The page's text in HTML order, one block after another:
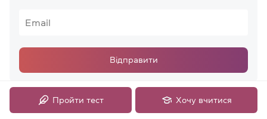
Відправити
Пройти тест Хочу вчитися